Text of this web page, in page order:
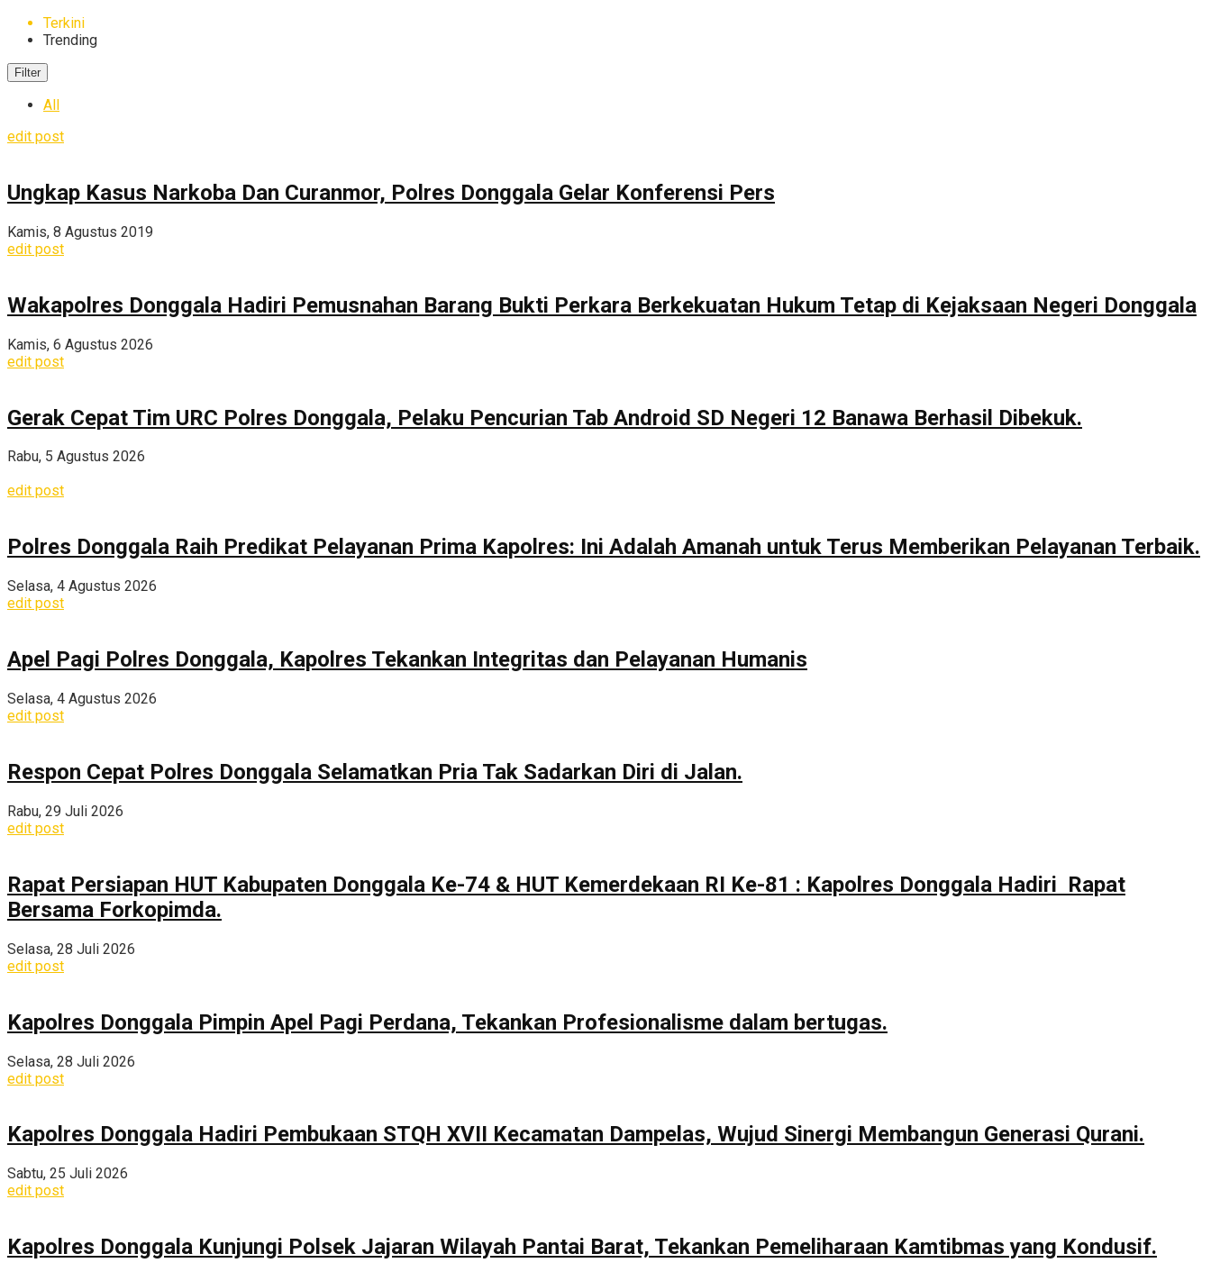
Terkini
Trending
Filter
All
edit post
Ungkap Kasus Narkoba Dan Curanmor, Polres Donggala Gelar Konferensi Pers
Kamis, 8 Agustus 2019
edit post
Wakapolres Donggala Hadiri Pemusnahan Barang Bukti Perkara Berkekuatan Hukum Tetap di Kejaksaan Negeri Donggala
Kamis, 6 Agustus 2026
edit post
Gerak Cepat Tim URC Polres Donggala, Pelaku Pencurian Tab Android SD Negeri 12 Banawa Berhasil Dibekuk.
Rabu, 5 Agustus 2026
edit post
Polres Donggala Raih Predikat Pelayanan Prima Kapolres: Ini Adalah Amanah untuk Terus Memberikan Pelayanan Terbaik.
Selasa, 4 Agustus 2026
edit post
Apel Pagi Polres Donggala, Kapolres Tekankan Integritas dan Pelayanan Humanis
Selasa, 4 Agustus 2026
edit post
Respon Cepat Polres Donggala Selamatkan Pria Tak Sadarkan Diri di Jalan.
Rabu, 29 Juli 2026
edit post
Rapat Persiapan HUT Kabupaten Donggala Ke-74 & HUT Kemerdekaan RI Ke-81 : Kapolres Donggala Hadiri Rapat
Bersama Forkopimda.
Selasa, 28 Juli 2026
edit post
Kapolres Donggala Pimpin Apel Pagi Perdana, Tekankan Profesionalisme dalam bertugas.
Selasa, 28 Juli 2026
edit post
Kapolres Donggala Hadiri Pembukaan STQH XVII Kecamatan Dampelas, Wujud Sinergi Membangun Generasi Qurani.
Sabtu, 25 Juli 2026
edit post
Kapolres Donggala Kunjungi Polsek Jajaran Wilayah Pantai Barat, Tekankan Pemeliharaan Kamtibmas yang Kondusif.